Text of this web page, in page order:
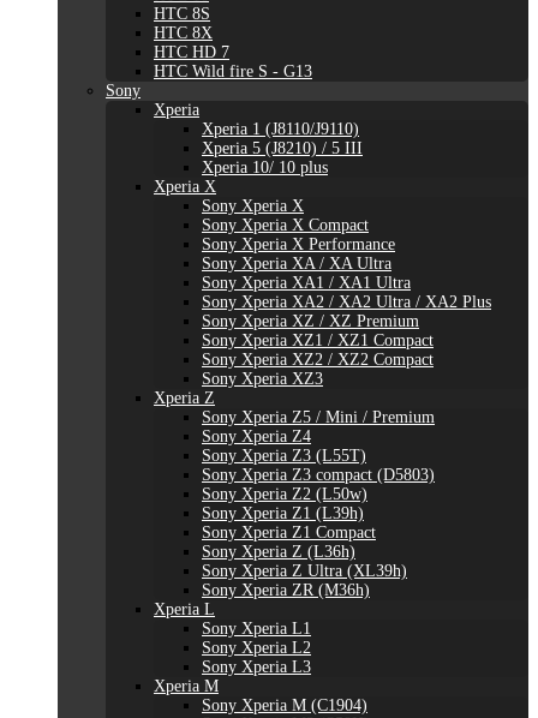
HTC 8S
HTC 8X
HTC HD 7
HTC Wild fire S - G13
Sony
Xperia
Xperia 1 (J8110/J9110)
Xperia 5 (J8210) / 5 III
Xperia 10/ 10 plus
Xperia X
Sony Xperia X
Sony Xperia X Compact
Sony Xperia X Performance
Sony Xperia XA / XA Ultra
Sony Xperia XA1 / XA1 Ultra
Sony Xperia XA2 / XA2 Ultra / XA2 Plus
Sony Xperia XZ / XZ Premium
Sony Xperia XZ1 / XZ1 Compact
Sony Xperia XZ2 / XZ2 Compact
Sony Xperia XZ3
Xperia Z
Sony Xperia Z5 / Mini / Premium
Sony Xperia Z4
Sony Xperia Z3 (L55T)
Sony Xperia Z3 compact (D5803)
Sony Xperia Z2 (L50w)
Sony Xperia Z1 (L39h)
Sony Xperia Z1 Compact
Sony Xperia Z (L36h)
Sony Xperia Z Ultra (XL39h)
Sony Xperia ZR (M36h)
Xperia L
Sony Xperia L1
Sony Xperia L2
Sony Xperia L3
Xperia M
Sony Xperia M (C1904)